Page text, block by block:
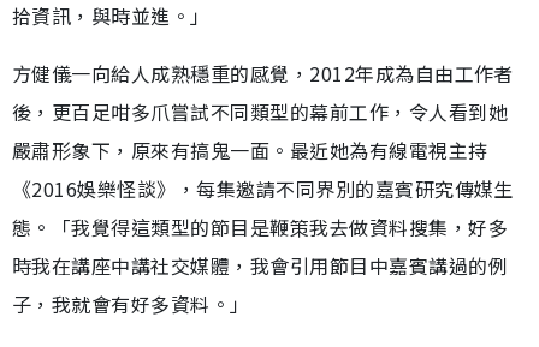
拾資訊，與時並進。」
方健儀一向給人成熟穩重的感覺，2012年成為自由工作者
後，更百足咁多爪嘗試不同類型的幕前工作，令人看到她
嚴肅形象下，原來有搞鬼一面。最近她為有線電視主持
《2016娛樂怪談》，每集邀請不同界別的嘉賓研究傳媒生
態。「我覺得這類型的節目是鞭策我去做資料搜集，好多
時我在講座中講社交媒體，我會引用節目中嘉賓講過的例
子，我就會有好多資料。」